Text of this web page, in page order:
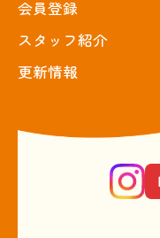
会員登録
スタッフ紹介
更新情報